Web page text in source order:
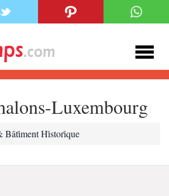
Luxembourg
Bâti̇ment Hi̇stori̇que